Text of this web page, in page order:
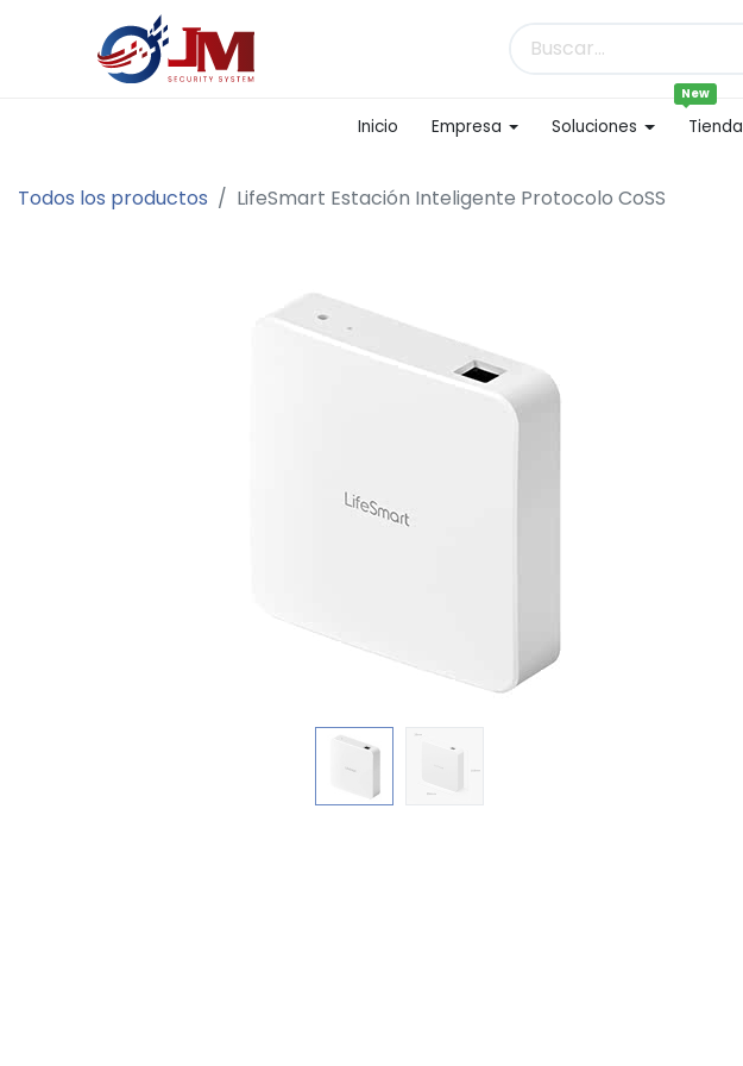
Inicio Empresa Soluciones Tienda
New
Todos los productos LifeSmart Estación Inteligente Protocolo CoSS